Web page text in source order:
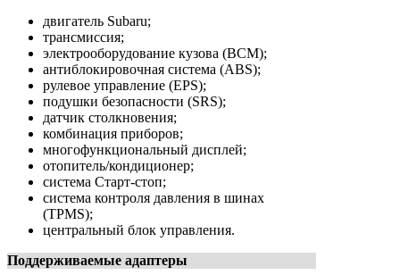
двигатель Subaru;
трансмиссия;
электрооборудование кузова (BCM);
антиблокировочная система (ABS);
рулевое управление (EPS);
подушки безопасности (SRS);
датчик столкновения;
комбинация приборов;
многофункциональный дисплей;
отопитель/кондиционер;
система Старт-стоп;
система контроля давления в шинах
(TPMS);
центральный блок управления.
Поддерживаемые адаптеры